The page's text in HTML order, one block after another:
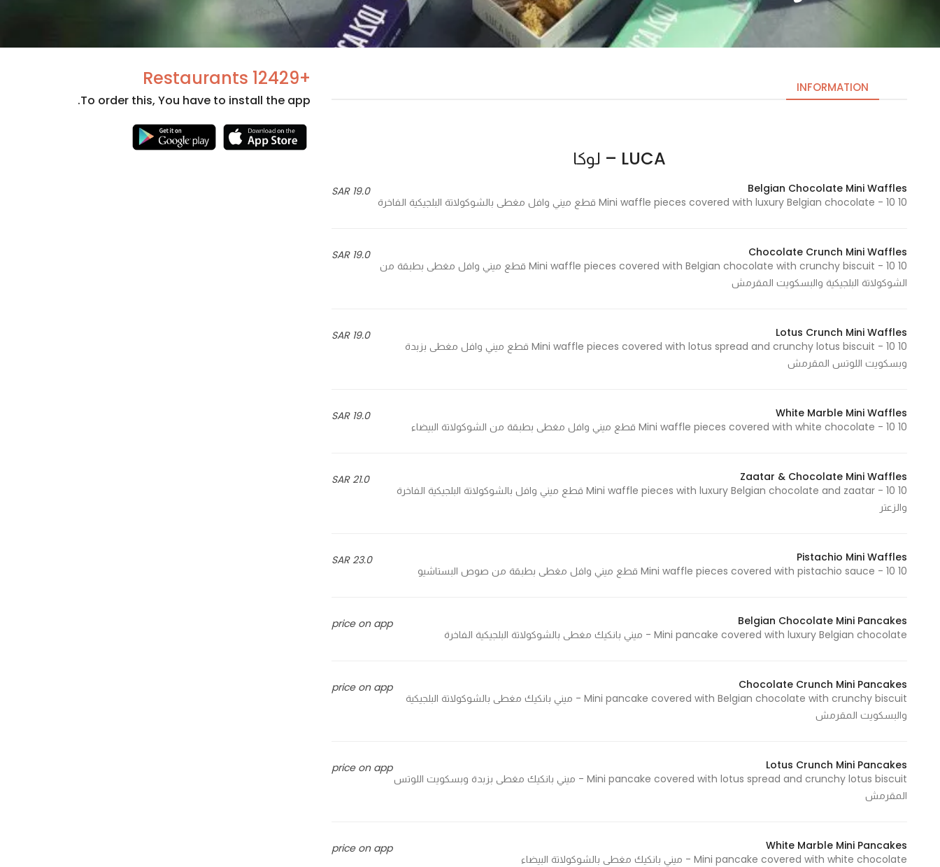
INFORMATION
LUCA – لوكا
19.0 SAR
Belgian Chocolate Mini Waffles
10 Mini waffle pieces covered with luxury Belgian chocolate - 10 قطع ميني وافل مغطى بالشوكولاتة البلجيكية الفاخرة
19.0 SAR
Chocolate Crunch Mini Waffles
10 Mini waffle pieces covered with Belgian chocolate with crunchy biscuit - 10 قطع ميني وافل مغطى بطبقة من
الشوكولاتة البلجيكية والبسكويت المقرمش
19.0 SAR
Lotus Crunch Mini Waffles
10 Mini waffle pieces covered with lotus spread and crunchy lotus biscuit - 10 قطع ميني وافل مغطى بزبدة
وبسكويت اللوتس المقرمش
19.0 SAR
White Marble Mini Waffles
10 Mini waffle pieces covered with white chocolate - 10 قطع ميني وافل مغطى بطبقة من الشوكولاتة البيضاء
21.0 SAR
Zaatar & Chocolate Mini Waffles
10 Mini waffle pieces with luxury Belgian chocolate and zaatar - 10 قطع ميني وافل بالشوكولاتة البلجيكية الفاخرة
والزعتر
23.0 SAR
Pistachio Mini Waffles
10 Mini waffle pieces covered with pistachio sauce - 10 قطع ميني وافل مغطى بطبقة من صوص البستاشيو
price on app
Belgian Chocolate Mini Pancakes
Mini pancake covered with luxury Belgian chocolate - ميني بانكيك مغطى بالشوكولاتة البلجيكية الفاخرة
price on app
Chocolate Crunch Mini Pancakes
Mini pancake covered with Belgian chocolate with crunchy biscuit - ميني بانكيك مغطى بالشوكولاتة البلجيكية
والبسكويت المقرمش
price on app
Lotus Crunch Mini Pancakes
Mini pancake covered with lotus spread and crunchy lotus biscuit - ميني بانكيك مغطى بزبدة وبسكويت اللوتس
المقرمش
price on app
White Marble Mini Pancakes
Mini pancake covered with white chocolate - ميني بانكيك مغطى بالشوكولاتة البيضاء
+12429 Restaurants
To order this, You have to install the app.
cookies
are not
needed
for the
Statistics
improve
the
and
structure,
website is
used.
Experience
In order for
as well as
possible
refuse
these
cookies,
will